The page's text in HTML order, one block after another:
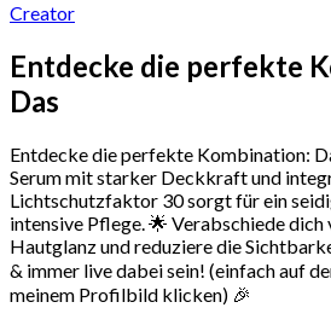
Creator
Entdecke die perfekte
Das
Entdecke die perfekte Kombination:
Serum mit starker Deckkraft und
Lichtschutzfaktor 30 sorgt für ein
intensive Pflege. 🌟 Verabschiede dich
Hautglanz und reduziere die
& immer live dabei sein! (einfach auf
meinem Profilbild klicken) 🎉